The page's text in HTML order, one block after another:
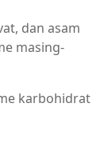
dan asam
masing-
karbohidrat